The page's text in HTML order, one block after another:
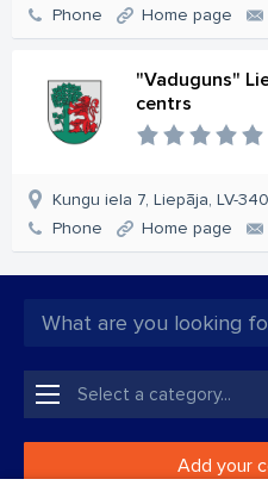
Phone
Home page
"Vaduguns"
centrs
Kungu iela 7, Liepāja, LV-
Phone
Home page
Add your